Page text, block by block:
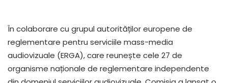
În colaborare cu grupul autorităților europene de
reglementare pentru serviciile mass-media
audiovizuale (ERGA), care reunește cele 27 de
organisme naționale de reglementare independente